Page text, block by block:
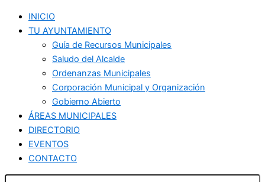
INICIO
TU AYUNTAMIENTO
Guía de Recursos Municipales
Saludo del Alcalde
Ordenanzas Municipales
Corporación Municipal y Organización
Gobierno Abierto
ÁREAS MUNICIPALES
DIRECTORIO
EVENTOS
CONTACTO